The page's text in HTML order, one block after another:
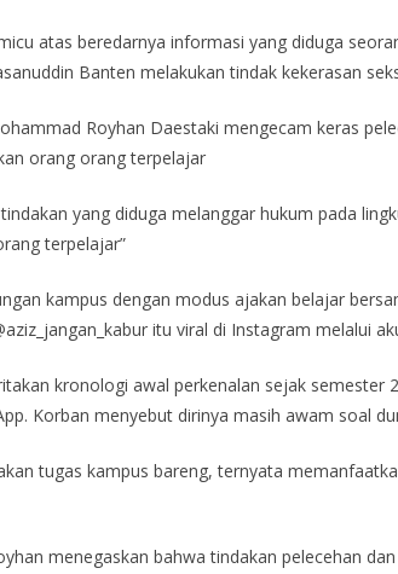
atas beredarnya informasi yang diduga
Banten melakukan tindak kekerasan
Royhan Daestaki mengecam keras
orang orang terpelajar
yang diduga melanggar hukum pada
terpelajar”
kampus dengan modus ajakan belajar
itu viral di Instagram melalui
kronologi awal perkenalan sejak semester
Korban menyebut dirinya masih awam soal
tugas kampus bareng, ternyata
menegaskan bahwa tindakan pelecehan